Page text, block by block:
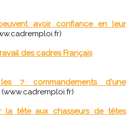
avoir confiance en leur
des cadres Français
7 commandements d'une
(www.cadremploi.fr)
la tête aux chasseurs de têtes